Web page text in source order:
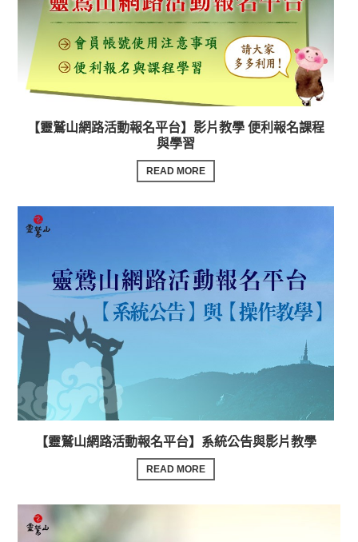
【靈鷲山網路活動報名平台】影片教學 便利報名課程
與學習
READ MORE
【靈鷲山網路活動報名平台】系統公告與影片教學
READ MORE